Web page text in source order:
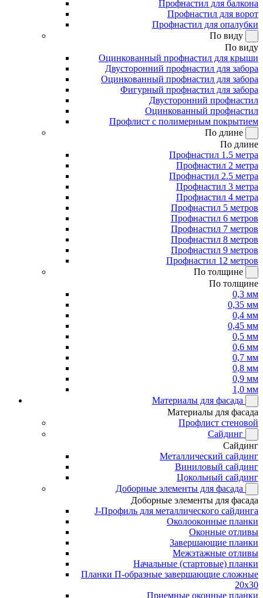
Профнастил для балкона
Профнастил для ворот
Профнастил для опалубки
По виду
По виду
Оцинкованный профнастил для крыши
Двусторонний профнастил для забора
Оцинкованный профнастил для забора
Фигурный профнастил для забора
Двусторонний профнастил
Оцинкованный профнастил
Профлист с полимерным покрытием
По длине
По длине
Профнастил 1.5 метра
Профнастил 2 метра
Профнастил 2.5 метра
Профнастил 3 метра
Профнастил 4 метра
Профнастил 5 метров
Профнастил 6 метров
Профнастил 7 метров
Профнастил 8 метров
Профнастил 9 метров
Профнастил 12 метров
По толщине
По толщине
0,3 мм
0,35 мм
0,4 мм
0,45 мм
0,5 мм
0,6 мм
0,7 мм
0,8 мм
0,9 мм
1,0 мм
Материалы для фасада
Материалы для фасада
Профлист стеновой
Сайдинг
Сайдинг
Металлический сайдинг
Виниловый сайдинг
Цокольный сайдинг
Доборные элементы для фасада
Доборные элементы для фасада
J-Профиль для металлического сайдинга
Околооконные планки
Оконные отливы
Завершающие планки
Межэтажные отливы
Начальные (стартовые) планки
Планки П-образные завершающие сложные
20x30
Приемные оконные планки